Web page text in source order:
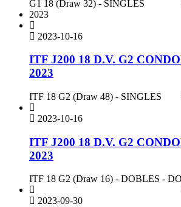
G1 18 (Draw 32) - SINGLES
2023
2023-10-16
ITF J200 18 D.V. G2
2023
ITF 18 G2 (Draw 48) - SINGLES
2023-10-16
ITF J200 18 D.V. G2
2023
ITF 18 G2 (Draw 16) - DOBLES -
2023-09-30